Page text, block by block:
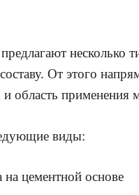
несколько
От этого
область применения
виды:
цементной основе